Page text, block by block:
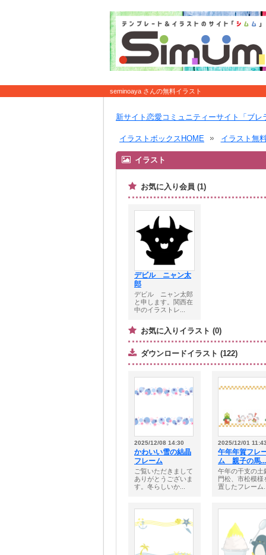
seminoaya さんの無料イラスト
新サイト恋愛コミュニティーサイト「ブレ
イラストボックスHOME イラスト無
イラスト
お気に入り会員 (1)
デビル ニャン太
郎
デビル ニャン太郎
と申します。関西在
中のイラストレ...
お気に入りイラスト (0)
ダウンロードイラスト (122)
2025/12/08 14:30
かわいい雪の結晶
フレーム
ご覧いただきまして
ありがとうございま
す。冬らしいか...
2025/12/01
午年年賀フレ
ム 親子の馬...
午年の干支の土
門松、市松模様
置したフレーム